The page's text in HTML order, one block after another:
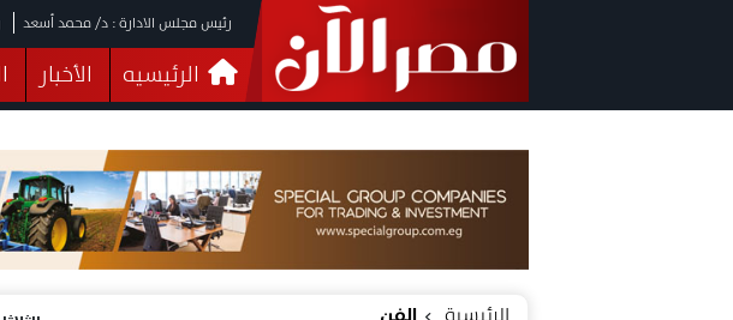
رئيس مجلس الادارة : د/ محمد أسعد
الرئيسيه الأخبار
فيديوهات
البرلمان
الرئيسية الفن